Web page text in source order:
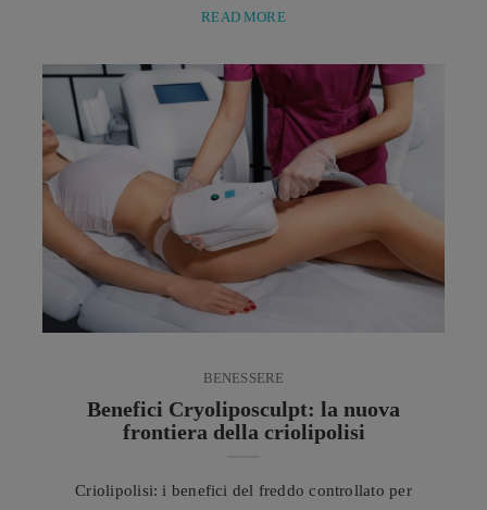
stagione e atmosfera della cerimonia.
buon auspicio per la nuova vita insieme, il bouquet
della sposa è molto più di un semplice mazzo di
fiori. ...
READ MORE
BENESSERE
Benefici Cryoliposculpt: la nuova
frontiera della criolipolisi
Criolipolisi: i benefici del freddo controllato per